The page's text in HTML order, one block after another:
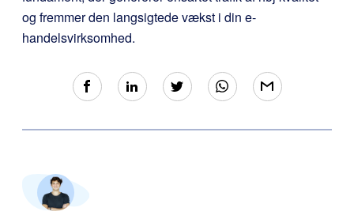
og fremmer den langsigtede vækst i din e-
handelsvirksomhed.